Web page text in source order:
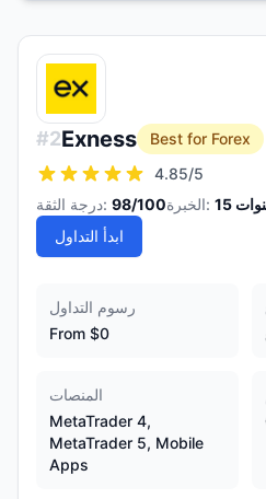
#2Exness
Best for Forex
4.85/5
درجة الثقة: 98/100 الخبرة: 15
ابدأ التداول
رسوم التداول
From $0
المنصات
MetaTrader 4,
MetaTrader 5, Mobile
Apps